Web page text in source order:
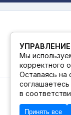
УПРАВЛЕНИЕ
Мы
корректного
Оставаясь на
в
Принять все